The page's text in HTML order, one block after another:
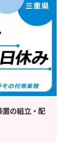
置の組立・配